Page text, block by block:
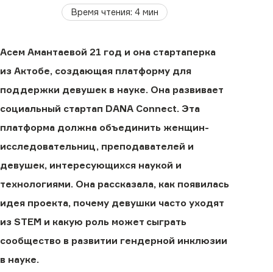
Время чтения: 4мин
Асем Амантаевой 21 год и она стартаперка
из Актобе, создающая платформу для
поддержки девушек в науке. Она развивает
социальный стартап DANA Connect. Эта
платформа должна объединить женщин-
исследовательниц, преподавателей и
девушек, интересующихся наукой и
технологиями. Она рассказала, как появилась
идея проекта, почему девушки часто уходят
из STEM и какую роль может сыграть
сообщество в развитии гендерной инклюзии
в науке.